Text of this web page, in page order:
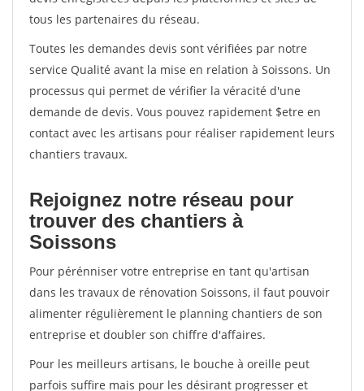
tous les partenaires du réseau.
Toutes les demandes devis sont vérifiées par notre
service Qualité avant la mise en relation à Soissons. Un
processus qui permet de vérifier la véracité d'une
demande de devis. Vous pouvez rapidement $etre en
contact avec les artisans pour réaliser rapidement leurs
chantiers travaux.
Rejoignez notre réseau pour
trouver des chantiers à
Soissons
Pour pérénniser votre entreprise en tant qu'artisan
dans les travaux de rénovation Soissons, il faut pouvoir
alimenter régulièrement le planning chantiers de son
entreprise et doubler son chiffre d'affaires.
Pour les meilleurs artisans, le bouche à oreille peut
parfois suffire mais pour les désirant progresser et